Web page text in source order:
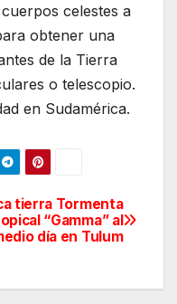
celestes a
obtener una
de la Tierra
o telescopio.
en Sudamérica.
tierra Tormenta
“Gamma” al
día en Tulum